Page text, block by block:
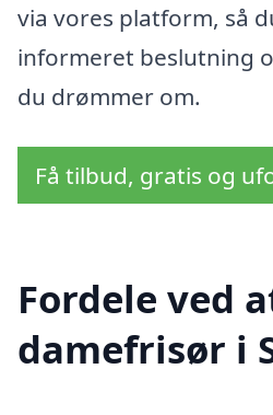
via vores platform, så
informeret beslutning
du drømmer om.
Få tilbud, gratis og
Fordele ved
damefrisør i